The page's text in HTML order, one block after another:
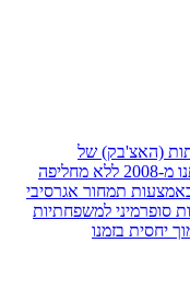
לנסר ספורטבק היא גרסת ה-5 דלתות (האצ'בק) של
המשפחתית הוותיקה. הדור הזה כבר היה איתנו מ-2008 ללא מחליפה
תמחור אגרסיבי
סופרמיני למשפחתיות
יחסית בזמנו